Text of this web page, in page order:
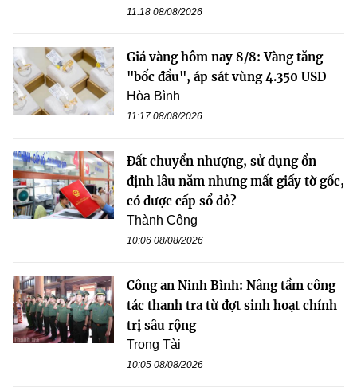
11:18 08/08/2026
Giá vàng hôm nay 8/8: Vàng tăng
"bốc đầu", áp sát vùng 4.350 USD
Hòa Bình
11:17 08/08/2026
Đất chuyển nhượng, sử dụng ổn
định lâu năm nhưng mất giấy tờ gốc,
có được cấp sổ đỏ?
Thành Công
10:06 08/08/2026
Công an Ninh Bình: Nâng tầm công
tác thanh tra từ đợt sinh hoạt chính
trị sâu rộng
Trọng Tài
10:05 08/08/2026